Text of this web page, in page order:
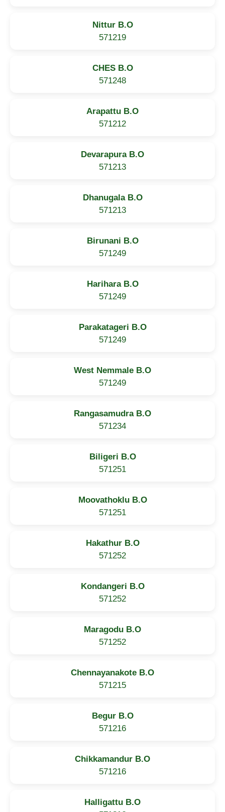
Nittur B.O
571219
CHES B.O
571248
Arapattu B.O
571212
Devarapura B.O
571213
Dhanugala B.O
571213
Birunani B.O
571249
Harihara B.O
571249
Parakatageri B.O
571249
West Nemmale B.O
571249
Rangasamudra B.O
571234
Biligeri B.O
571251
Moovathoklu B.O
571251
Hakathur B.O
571252
Kondangeri B.O
571252
Maragodu B.O
571252
Chennayanakote B.O
571215
Begur B.O
571216
Chikkamandur B.O
571216
Halligattu B.O